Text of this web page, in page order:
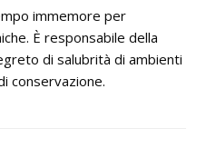
immemore per
È responsabile della
di salubrità di ambienti
conservazione.